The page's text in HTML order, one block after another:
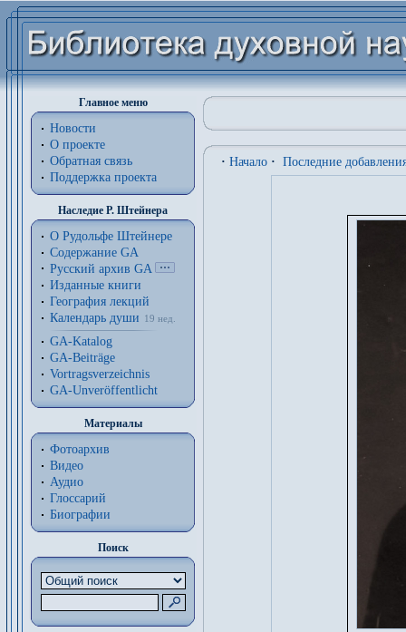
Главное меню
Новости
О проекте
Обратная связь
Поддержка проекта
Наследие Р. Штейнера
О Рудольфе Штейнере
Содержание GA
Русский архив GA
Изданные книги
География лекций
Календарь души
19 нед.
GA-Katalog
GA-Beiträge
Vortragsverzeichnis
GA-Unveröffentlicht
Материалы
Фотоархив
Видео
Аудио
Глоссарий
Биографии
Поиск
· Начало · Последние